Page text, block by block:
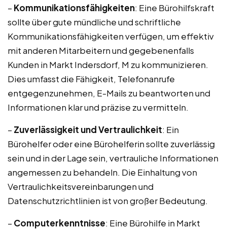
– Kommunikationsfähigkeiten: Eine Bürohilfskraft
sollte über gute mündliche und schriftliche
Kommunikationsfähigkeiten verfügen, um effektiv
mit anderen Mitarbeitern und gegebenenfalls
Kunden in Markt Indersdorf, M zu kommunizieren.
Dies umfasst die Fähigkeit, Telefonanrufe
entgegenzunehmen, E-Mails zu beantworten und
Informationen klar und präzise zu vermitteln.
– Zuverlässigkeit und Vertraulichkeit: Ein
Bürohelfer oder eine Bürohelferin sollte zuverlässig
sein und in der Lage sein, vertrauliche Informationen
angemessen zu behandeln. Die Einhaltung von
Vertraulichkeitsvereinbarungen und
Datenschutzrichtlinien ist von großer Bedeutung.
– Computerkenntnisse: Eine Bürohilfe in Markt